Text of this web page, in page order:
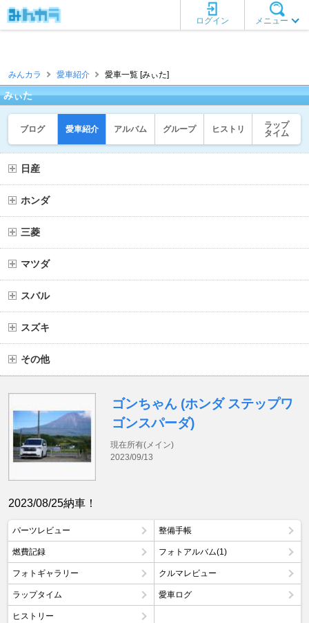
メニュー
ログイン
みんカラ 愛車紹介 愛車一覧 [みぃた]
みぃた
ブログ 愛車紹介 アルバム グループ ヒストリ
ラップ
タイム
日産
ホンダ
三菱
マツダ
スバル
スズキ
その他
ゴンちゃん (ホンダ ステップワ
ゴンスパーダ)
現在所有(メイン)
2023/09/13
2023/08/25納車！
パーツレビュー 整備手帳
燃費記録 フォトアルバム(1)
フォトギャラリー クルマレビュー
ラップタイム 愛車ログ
ヒストリー